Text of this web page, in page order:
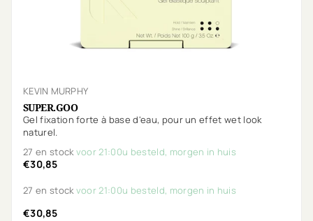
KEVIN MURPHY
SUPER.GOO
Gel fixation forte à base d'eau, pour un effet wet look
naturel.
27 en stockvoor 21:00u besteld, morgen in huis
€30,85
27 en stockvoor 21:00u besteld, morgen in huis
€30,85